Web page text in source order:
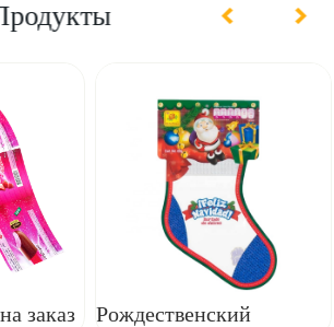
заказ
Рождественский